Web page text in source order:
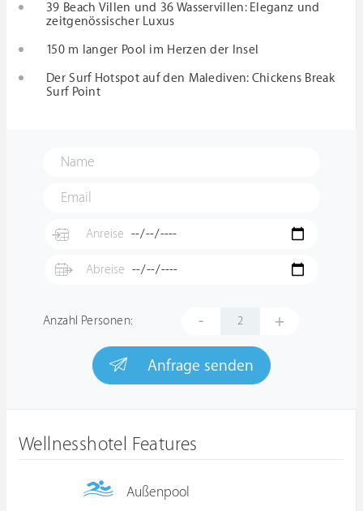
39 Beach Villen und 36 Wasservillen: Eleganz und
zeitgenössischer Luxus
150 m langer Pool im Herzen der Insel
Der Surf Hotspot auf den Malediven: Chickens Break
Surf Point
Anzahl Personen: - +
Anfrage senden
Wellnesshotel Features
Außenpool